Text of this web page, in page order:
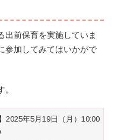
出前保育を実施していま
参加してみてはいかがで
2025年5月19日（月）10:00